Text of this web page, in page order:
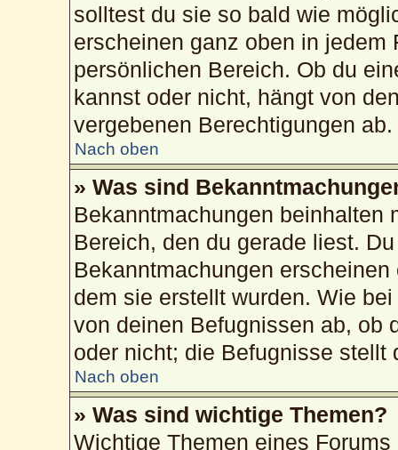
solltest du sie so bald wie
erscheinen ganz oben in
persönlichen Bereich. Ob du
kannst oder nicht, hängt von
vergebenen Berechtigungen ab.
Nach oben
» Was sind
Bekanntmachungen beinhalten
Bereich, den du gerade liest.
Bekanntmachungen
dem sie erstellt wurden. Wie
von deinen Befugnissen ab, ob
oder nicht; die Befugnisse stellt
Nach oben
» Was sind wichtige Themen?
Wichtige Themen eines